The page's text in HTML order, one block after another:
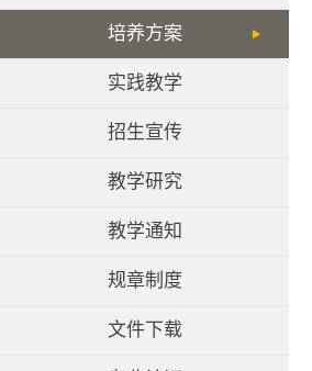
培养方案
实践教学
招生宣传
教学研究
教学通知
规章制度
文件下载